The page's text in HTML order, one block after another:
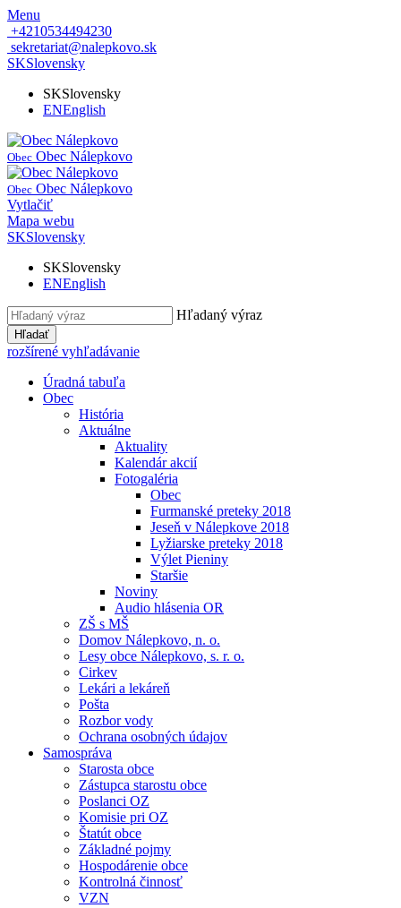
Menu
+4210534494230
sekretariat@nalepkovo.sk
SKSlovensky
SKSlovensky
ENEnglish
Obec Obec Nálepkovo
Obec Obec Nálepkovo
Vytlačiť
Mapa webu
SKSlovensky
SKSlovensky
ENEnglish
Hľadaný výraz
Hľadať
rozšírené vyhľadávanie
Úradná tabuľa
Obec
História
Aktuálne
Aktuality
Kalendár akcií
Fotogaléria
Obec
Furmanské preteky 2018
Jeseň v Nálepkove 2018
Lyžiarske preteky 2018
Výlet Pieniny
Staršie
Noviny
Audio hlásenia OR
ZŠ s MŠ
Domov Nálepkovo, n. o.
Lesy obce Nálepkovo, s. r. o.
Cirkev
Lekári a lekáreň
Pošta
Rozbor vody
Ochrana osobných údajov
Samospráva
Starosta obce
Zástupca starostu obce
Poslanci OZ
Komisie pri OZ
Štatút obce
Základné pojmy
Hospodárenie obce
Kontrolná činnosť
VZN